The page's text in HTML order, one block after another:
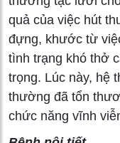
quả của việc hút
đựng, khước từ
tình trạng khó thở
trọng. Lúc này, hệ
thường đã tổn
chức năng vĩnh